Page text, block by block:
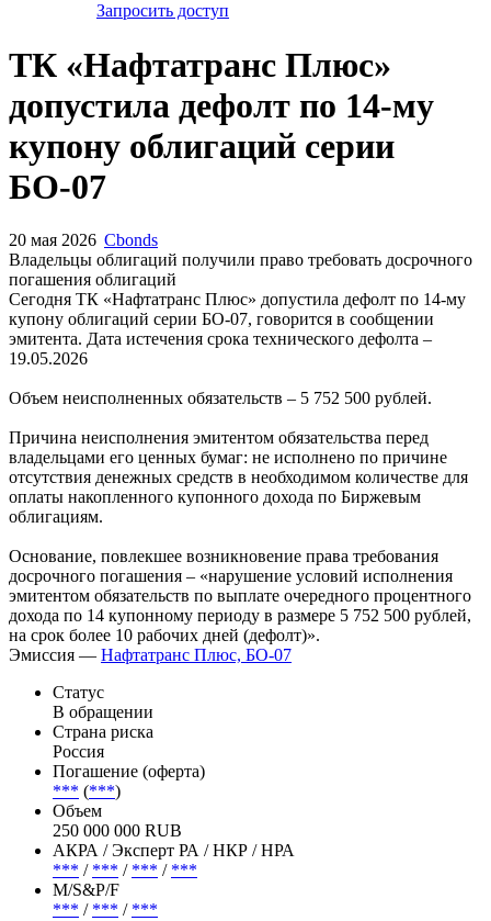
Запросить доступ
ТК «Нафтатранс Плюс»
допустила дефолт по 14-му
купону облигаций серии
БО-07
20 мая 2026 Cbonds
Владельцы облигаций получили право требовать досрочного
погашения облигаций
Сегодня ТК «Нафтатранс Плюс» допустила дефолт по 14-му
купону облигаций серии БО-07, говорится в сообщении
эмитента. Дата истечения срока технического дефолта –
19.05.2026
Объем неисполненных обязательств – 5 752 500 рублей.
Причина неисполнения эмитентом обязательства перед
владельцами его ценных бумаг: не исполнено по причине
отсутствия денежных средств в необходимом количестве для
оплаты накопленного купонного дохода по Биржевым
облигациям.
Основание, повлекшее возникновение права требования
досрочного погашения – «нарушение условий исполнения
эмитентом обязательств по выплате очередного процентного
дохода по 14 купонному периоду в размере 5 752 500 рублей,
на срок более 10 рабочих дней (дефолт)».
Эмиссия — Нафтатранс Плюс, БО-07
Статус
В обращении
Страна риска
Россия
Погашение (оферта)
*** (***)
Объем
250 000 000 RUB
АКРА / Эксперт РА / НКР / НРА
*** / *** / *** / ***
М/S&P/F
*** / *** / ***